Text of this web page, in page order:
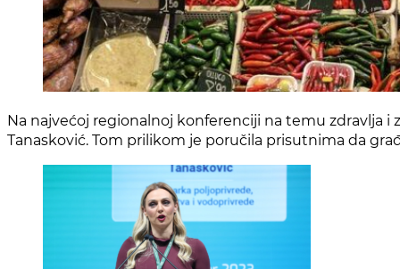
Na najvećoj regionalnoj konferenciji na temu zdravlja i
Tanasković. Tom prilikom je poručila prisutnima da